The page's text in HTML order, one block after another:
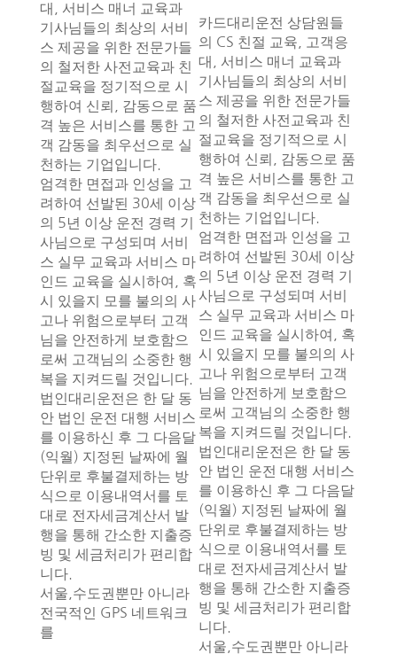
대, 서비스 매너 교육과
기사님들의 최상의 서비
스 제공을 위한 전문가들
의 철저한 사전교육과 친
절교육을 정기적으로 시
행하여 신뢰, 감동으로 품
격 높은 서비스를 통한 고
객 감동을 최우선으로 실
천하는 기업입니다.
엄격한 면접과 인성을 고
려하여 선발된 30세 이상
의 5년 이상 운전 경력 기
사님으로 구성되며 서비
스 실무 교육과 서비스 마
인드 교육을 실시하여, 혹
시 있을지 모를 불의의 사
고나 위험으로부터 고객
님을 안전하게 보호함으
로써 고객님의 소중한 행
복을 지켜드릴 것입니다.
법인대리운전은 한 달 동
안 법인 운전 대행 서비스
를 이용하신 후 그 다음달
(익월) 지정된 날짜에 월
단위로 후불결제하는 방
식으로 이용내역서를 토
대로 전자세금계산서 발
행을 통해 간소한 지출증
빙 및 세금처리가 편리합
니다.
서울,수도권뿐만 아니라
전국적인 GPS 네트워크
를
카드대리운전 상담원들
의 CS 친절 교육, 고객응
대, 서비스 매너 교육과
기사님들의 최상의 서비
스 제공을 위한 전문가들
의 철저한 사전교육과 친
절교육을 정기적으로 시
행하여 신뢰, 감동으로 품
격 높은 서비스를 통한 고
객 감동을 최우선으로 실
천하는 기업입니다.
엄격한 면접과 인성을 고
려하여 선발된 30세 이상
의 5년 이상 운전 경력 기
사님으로 구성되며 서비
스 실무 교육과 서비스 마
인드 교육을 실시하여, 혹
시 있을지 모를 불의의 사
고나 위험으로부터 고객
님을 안전하게 보호함으
로써 고객님의 소중한 행
복을 지켜드릴 것입니다.
법인대리운전은 한 달 동
안 법인 운전 대행 서비스
를 이용하신 후 그 다음달
(익월) 지정된 날짜에 월
단위로 후불결제하는 방
식으로 이용내역서를 토
대로 전자세금계산서 발
행을 통해 간소한 지출증
빙 및 세금처리가 편리합
니다.
서울,수도권뿐만 아니라